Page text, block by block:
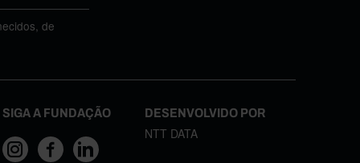
de
SIGA A FUNDAÇÃO DESENVOLVIDO POR
NTT DATA